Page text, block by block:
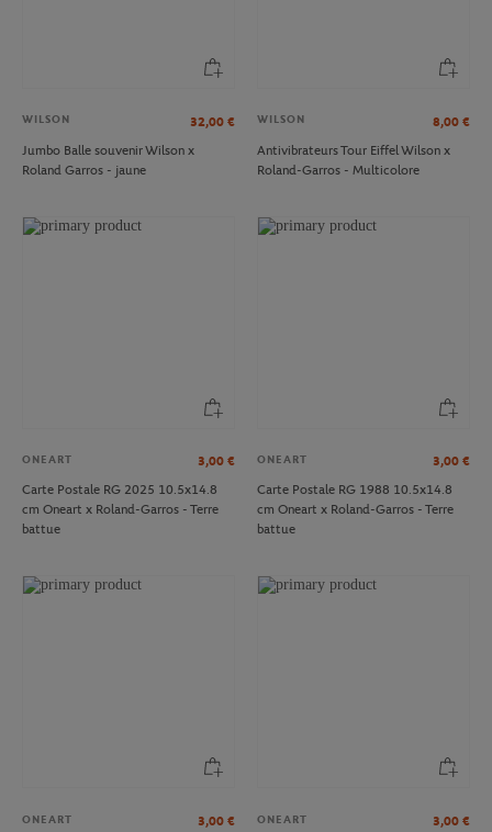
WILSON 32,00 €
Jumbo Balle souvenir Wilson x
Roland Garros - jaune
WILSON 8,00 €
Antivibrateurs Tour Eiffel Wilson x
Roland-Garros - Multicolore
ONEART 3,00 €
Carte Postale RG 2025 10.5x14.8
cm Oneart x Roland-Garros - Terre
battue
ONEART 3,00 €
Carte Postale RG 1988 10.5x14.8
cm Oneart x Roland-Garros - Terre
battue
ONEART 3,00 € ONEART 3,00 €